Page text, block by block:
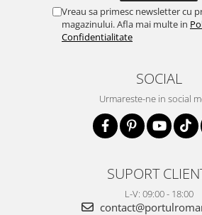
Vreau sa primesc newsletter cu
magazinului. Afla mai multe in
Confidentialitate
SOCIAL
Urmareste-ne in social
SUPORT
L-V: 09:00 - 18:00